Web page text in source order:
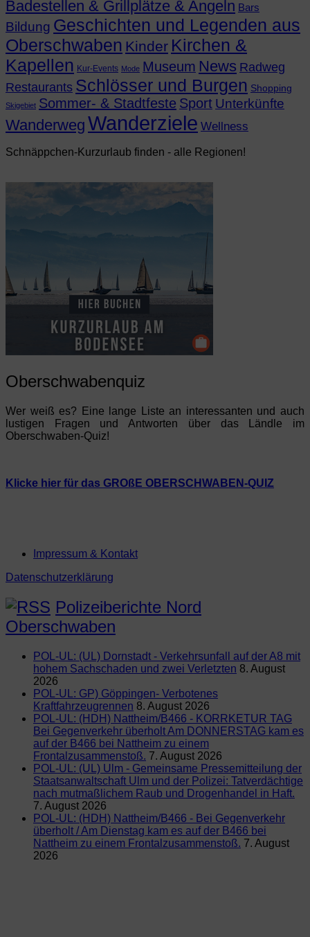
Badestellen & Grillplätze & Angeln Bars
Bildung Geschichten und Legenden aus
Oberschwaben Kinder Kirchen &
Kapellen Kur-Events Mode Museum News Radweg
Restaurants Schlösser und Burgen Shopping
Skigebiet Sommer- & Stadtfeste Sport Unterkünfte
Wanderweg Wanderziele Wellness
Schnäppchen-Kurzurlaub finden - alle Regionen!
Oberschwabenquiz
Wer weiß es? Eine lange Liste an interessanten und auch
lustigen Fragen und Antworten über das Ländle im
Oberschwaben-Quiz!
Klicke hier für das GROßE OBERSCHWABEN-QUIZ
Impressum & Kontakt
Datenschutzerklärung
Polizeiberichte Nord
Oberschwaben
POL-UL: (UL) Dornstadt - Verkehrsunfall auf der A8 mit
hohem Sachschaden und zwei Verletzten 8. August
2026
POL-UL: GP) Göppingen- Verbotenes
Kraftfahrzeugrennen 8. August 2026
POL-UL: (HDH) Nattheim/B466 - KORRKETUR TAG
Bei Gegenverkehr überholt Am DONNERSTAG kam es
auf der B466 bei Nattheim zu einem
Frontalzusammenstoß. 7. August 2026
POL-UL: (UL) Ulm - Gemeinsame Pressemitteilung der
Staatsanwaltschaft Ulm und der Polizei: Tatverdächtige
nach mutmaßlichem Raub und Drogenhandel in Haft.
7. August 2026
POL-UL: (HDH) Nattheim/B466 - Bei Gegenverkehr
überholt / Am Dienstag kam es auf der B466 bei
Nattheim zu einem Frontalzusammenstoß. 7. August
2026